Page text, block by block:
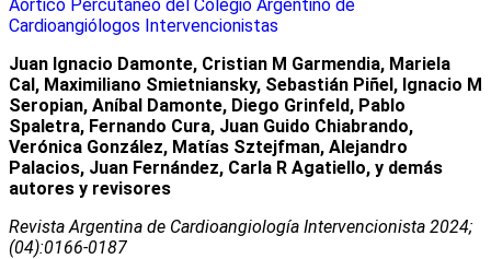
Aórtico Percutáneo del Colegio Argentino de
Cardioangiólogos Intervencionistas
Juan Ignacio Damonte, Cristian M Garmendia, Mariela
Cal, Maximiliano Smietniansky, Sebastián Piñel, Ignacio M
Seropian, Aníbal Damonte, Diego Grinfeld, Pablo
Spaletra, Fernando Cura, Juan Guido Chiabrando,
Verónica González, Matías Sztejfman, Alejandro
Palacios, Juan Fernández, Carla R Agatiello, y demás
autores y revisores
Revista Argentina de Cardioangiologí­a Intervencionista 2024;
(04):0166-0187